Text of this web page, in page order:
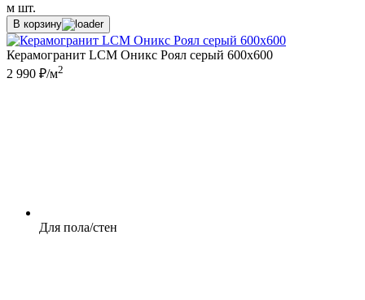
м шт.
В корзину
Керамогранит LCM Оникс Роял серый 600x600
2 990 ₽/м2
Для пола/стен